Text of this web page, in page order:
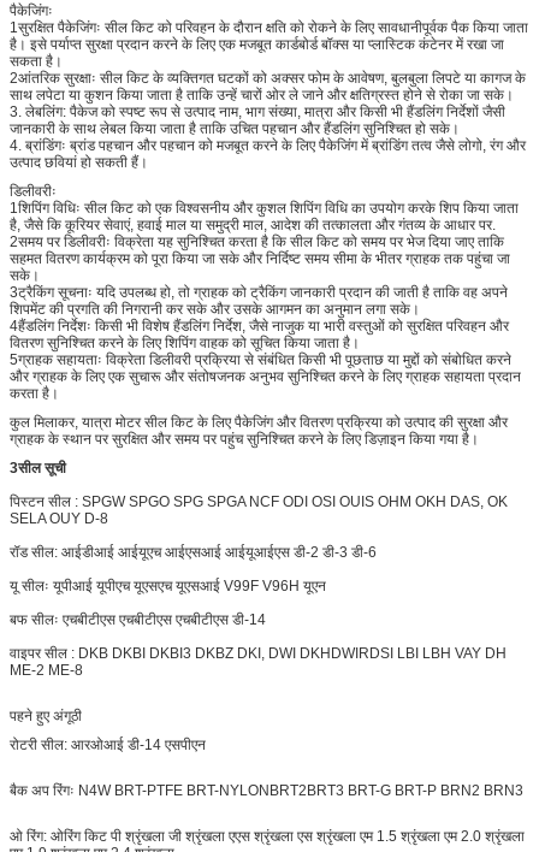
पैकेजिंगः
1सुरक्षित पैकेजिंगः सील किट को परिवहन के दौरान क्षति को रोकने के लिए सावधानीपूर्वक पैक किया जाता
है। इसे पर्याप्त सुरक्षा प्रदान करने के लिए एक मजबूत कार्डबोर्ड बॉक्स या प्लास्टिक कंटेनर में रखा जा
सकता है।
2आंतरिक सुरक्षाः सील किट के व्यक्तिगत घटकों को अक्सर फोम के आवेषण, बुलबुला लिपटे या कागज के
साथ लपेटा या कुशन किया जाता है ताकि उन्हें चारों ओर ले जाने और क्षतिग्रस्त होने से रोका जा सके।
3. लेबलिंग: पैकेज को स्पष्ट रूप से उत्पाद नाम, भाग संख्या, मात्रा और किसी भी हैंडलिंग निर्देशों जैसी
जानकारी के साथ लेबल किया जाता है ताकि उचित पहचान और हैंडलिंग सुनिश्चित हो सके।
4. ब्रांडिंगः ब्रांड पहचान और पहचान को मजबूत करने के लिए पैकेजिंग में ब्रांडिंग तत्व जैसे लोगो, रंग और
उत्पाद छवियां हो सकती हैं।
डिलीवरीः
1शिपिंग विधिः सील किट को एक विश्वसनीय और कुशल शिपिंग विधि का उपयोग करके शिप किया जाता
है, जैसे कि कूरियर सेवाएं, हवाई माल या समुद्री माल, आदेश की तत्कालता और गंतव्य के आधार पर.
2समय पर डिलीवरीः विक्रेता यह सुनिश्चित करता है कि सील किट को समय पर भेज दिया जाए ताकि
सहमत वितरण कार्यक्रम को पूरा किया जा सके और निर्दिष्ट समय सीमा के भीतर ग्राहक तक पहुंचा जा
सके।
3ट्रैकिंग सूचनाः यदि उपलब्ध हो, तो ग्राहक को ट्रैकिंग जानकारी प्रदान की जाती है ताकि वह अपने
शिपमेंट की प्रगति की निगरानी कर सके और उसके आगमन का अनुमान लगा सके।
4हैंडलिंग निर्देशः किसी भी विशेष हैंडलिंग निर्देश, जैसे नाजुक या भारी वस्तुओं को सुरक्षित परिवहन और
वितरण सुनिश्चित करने के लिए शिपिंग वाहक को सूचित किया जाता है।
5ग्राहक सहायताः विक्रेता डिलीवरी प्रक्रिया से संबंधित किसी भी पूछताछ या मुद्दों को संबोधित करने
और ग्राहक के लिए एक सुचारू और संतोषजनक अनुभव सुनिश्चित करने के लिए ग्राहक सहायता प्रदान
करता है।
कुल मिलाकर, यात्रा मोटर सील किट के लिए पैकेजिंग और वितरण प्रक्रिया को उत्पाद की सुरक्षा और
ग्राहक के स्थान पर सुरक्षित और समय पर पहुंच सुनिश्चित करने के लिए डिज़ाइन किया गया है।
3सील सूची
पिस्टन सील : SPGW SPGO SPG SPGA NCF ODI OSI OUIS OHM OKH DAS, OK
SELA OUY D-8
रॉड सील: आईडीआई आईयूएच आईएसआई आईयूआईएस डी-2 डी-3 डी-6
यू सीलः यूपीआई यूपीएच यूएसएच यूएसआई V99F V96H यूएन
बफ सीलः एचबीटीएस एचबीटीएस एचबीटीएस डी-14
वाइपर सील : DKB DKBI DKBI3 DKBZ DKI, DWI DKHDWIRDSI LBI LBH VAY DH
ME-2 ME-8
पहने हुए अंगूठी
रोटरी सील: आरओआई डी-14 एसपीएन
बैक अप रिंगः N4W BRT-PTFE BRT-NYLONBRT2BRT3 BRT-G BRT-P BRN2 BRN3
ओ रिंग: ओरिंग किट पी श्रृंखला जी श्रृंखला एएस श्रृंखला एस श्रृंखला एम 1.5 श्रृंखला एम 2.0 श्रृंखला